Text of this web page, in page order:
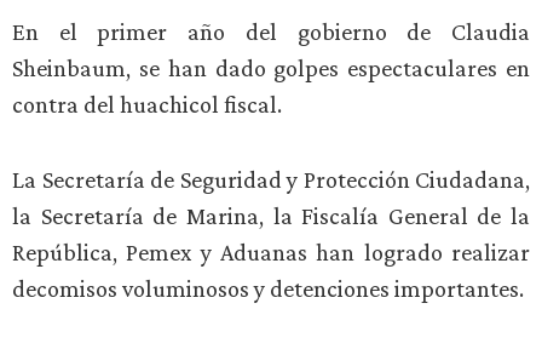
En el primer año del gobierno de Claudia
Sheinbaum, se han dado golpes espectaculares en
contra del huachicol fiscal.
La Secretaría de Seguridad y Protección Ciudadana,
la Secretaría de Marina, la Fiscalía General de la
República, Pemex y Aduanas han logrado realizar
decomisos voluminosos y detenciones importantes.